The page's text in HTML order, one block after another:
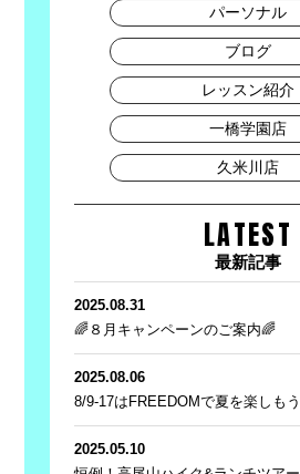
パーソナル
ブログ
レッスン紹介
一橋学園店
久米川店
LATEST
最新記事
2025.08.31
🌈８月キャンペーンのご案内🌈
2025.08.06
8/9-17はFREEDOMで夏を楽しもう
2025.05.10